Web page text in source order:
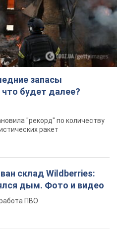
запасы
что будет далее?
"рекорд" по количеству
ракет
склад Wildberries:
дым. Фото и видео
ПВО